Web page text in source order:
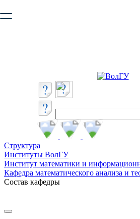
безопасную работу с сайтом.
Структура
Институты ВолГУ
Институт математики и
Кафедра математического анализа и
Состав кафедры